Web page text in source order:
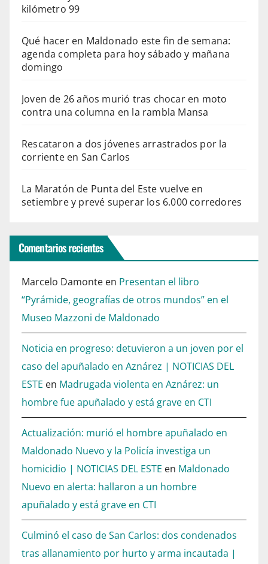
kilómetro 99
Qué hacer en Maldonado este fin de semana:
agenda completa para hoy sábado y mañana
domingo
Joven de 26 años murió tras chocar en moto
contra una columna en la rambla Mansa
Rescataron a dos jóvenes arrastrados por la
corriente en San Carlos
La Maratón de Punta del Este vuelve en
setiembre y prevé superar los 6.000 corredores
Comentarios recientes
Marcelo Damonte en Presentan el libro
“Pyrámide, geografías de otros mundos” en el
Museo Mazzoni de Maldonado
Noticia en progreso: detuvieron a un joven por el
caso del apuñalado en Aznárez | NOTICIAS DEL
ESTE en Madrugada violenta en Aznárez: un
hombre fue apuñalado y está grave en CTI
Actualización: murió el hombre apuñalado en
Maldonado Nuevo y la Policía investiga un
homicidio | NOTICIAS DEL ESTE en Maldonado
Nuevo en alerta: hallaron a un hombre
apuñalado y está grave en CTI
Culminó el caso de San Carlos: dos condenados
tras allanamiento por hurto y arma incautada |